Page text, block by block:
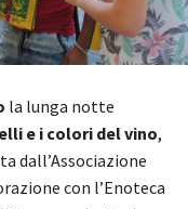
la lunga notte
e i colori del vino,
dall’Associazione
con l’Enoteca